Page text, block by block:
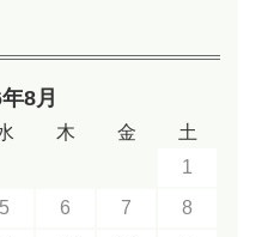
8月
木 金
土
1
5 6 7
8